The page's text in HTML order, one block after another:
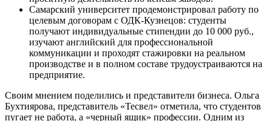
Самарский университет продемонстрировал работу по
целевым договорам с ОДК-Кузнецов: студенты
получают индивидуальные стипендии до 10 000 руб.,
изучают английский для профессиональной
коммуникации и проходят стажировки на реальном
производстве и в полном составе трудоустраиваются на
предприятие.
Своим мнением поделились и представители бизнеса. Ольга
Бухтиярова, представитель «Тесвел» отметила, что студентов
пугает не работа, а «черный ящик» профессии. Одним из